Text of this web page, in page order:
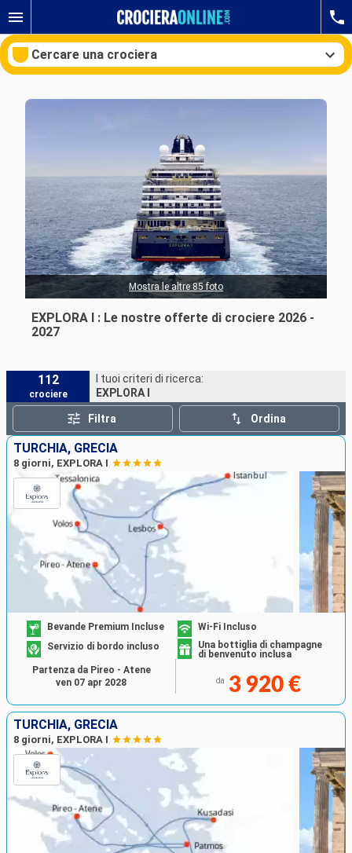
Cercare una crociera
Mesi di partenza
Porti Compagnie
Ricerca
EXPLORA I : Le nostre offerte di crociere 2026 -
2027
Mostra le altre 85 foto
112
crociere
I tuoi criteri di ricerca:
EXPLORA I
Filtra Ordina
TURCHIA, GRECIA
8 giorni, EXPLORA I
Bevande Premium Incluse
Wi-Fi Incluso
Servizio di bordo incluso
Una bottiglia di champagne
di benvenuto inclusa
da 3 920 €
Partenza da Pireo - Atene
ven 07 apr 2028
TURCHIA, GRECIA
8 giorni, EXPLORA I